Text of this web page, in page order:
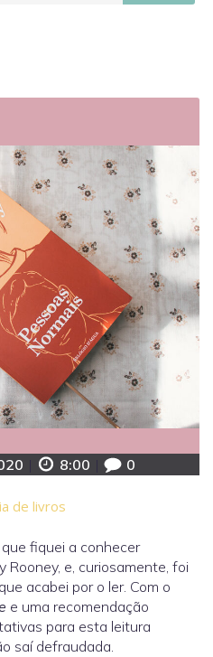
8:00 0
de livros
fiquei a conhecer
Rooney, e, curiosamente, foi
acabei por o ler. Com o
e uma recomendação
para esta leitura
saí defraudada.